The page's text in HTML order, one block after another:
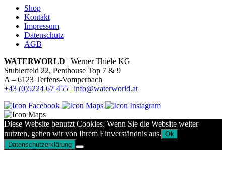
Shop
Kontakt
Impressum
Datenschutz
AGB
WATERWORLD | Werner Thiele KG
Stublerfeld 22, Penthouse Top 7 & 9
A – 6123 Terfens-Vomperbach
+43 (0)5224 67 455 | info@waterworld.at
Diese Website benutzt Cookies. Wenn Sie die Website weiter
nutzten, gehen wir von Ihrem Einverständnis aus. Ok
Datenschutzerklärung